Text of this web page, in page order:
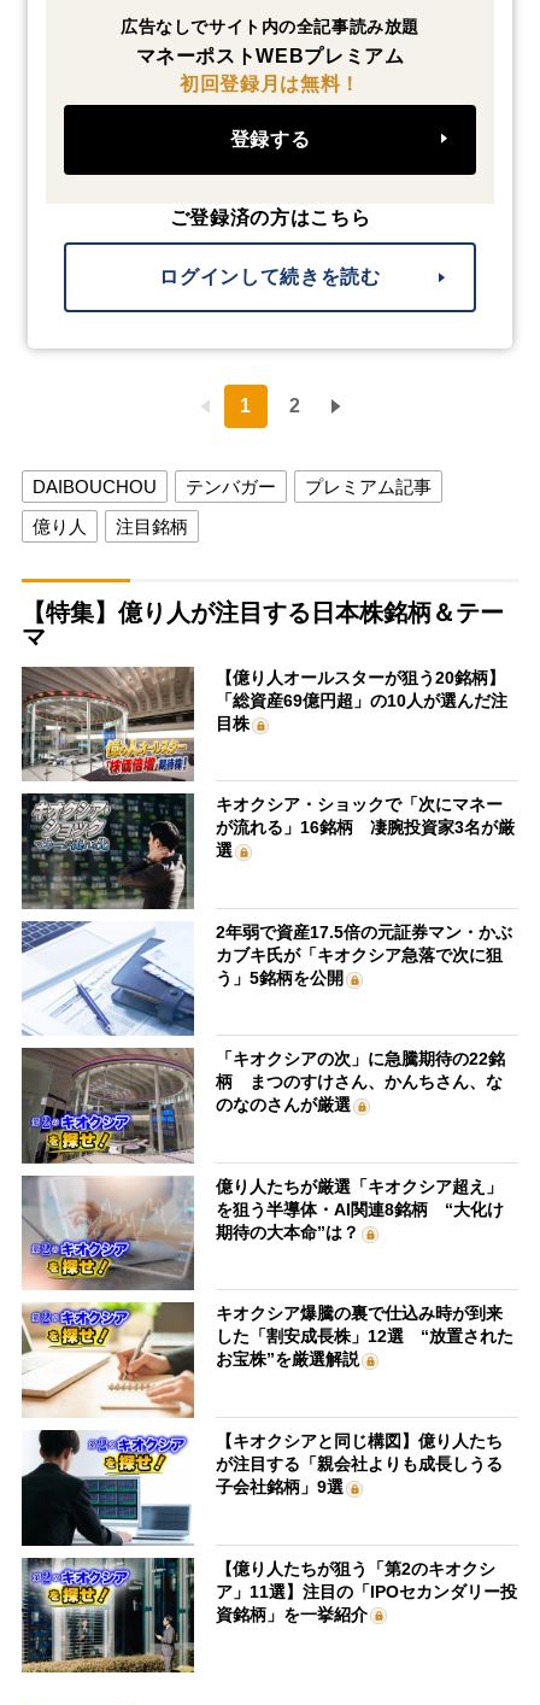
広告なしでサイト内の全記事読み放題
マネーポストWEBプレミアム
初回登録月は無料！
登録する
ご登録済の方はこちら
ログインして続きを読む
1 2
DAIBOUCHOU テンバガー
プレミアム記事
億り人
注目銘柄
【特集】億り人が注目する日本株銘柄＆テー
マ
【億り人オールスターが狙う20銘柄】
「総資産69億円超」の10人が選んだ注
目株
キオクシア・ショックで「次にマネー
が流れる」16銘柄 凄腕投資家3名が厳
選
2年弱で資産17.5倍の元証券マン・かぶ
カブキ氏が「キオクシア急落で次に狙
う」5銘柄を公開
「キオクシアの次」に急騰期待の22銘
柄 まつのすけさん、かんちさん、な
のなのさんが厳選
億り人たちが厳選「キオクシア超え」
を狙う半導体・AI関連8銘柄 “大化け
期待の大本命”は？
キオクシア爆騰の裏で仕込み時が到来
した「割安成長株」12選 “放置された
お宝株”を厳選解説
【キオクシアと同じ構図】億り人たち
が注目する「親会社よりも成長しうる
子会社銘柄」9選
【億り人たちが狙う「第2のキオクシ
ア」11選】注目の「IPOセカンダリー投
資銘柄」を一挙紹介